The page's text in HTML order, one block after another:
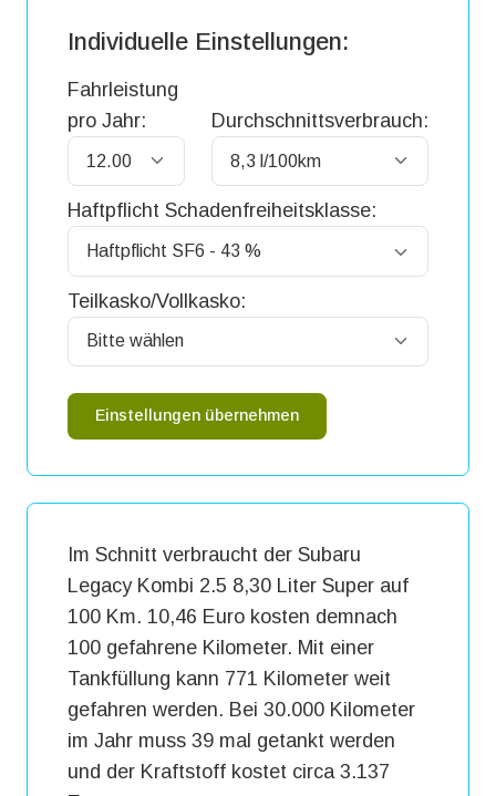
Individuelle Einstellungen:
Fahrleistung
pro Jahr:
Durchschnittsverbrauch:
Haftpflicht Schadenfreiheitsklasse:
Teilkasko/Vollkasko:
Einstellungen übernehmen
Im Schnitt verbraucht der Subaru
Legacy Kombi 2.5 8,30 Liter Super auf
100 Km. 10,46 Euro kosten demnach
100 gefahrene Kilometer. Mit einer
Tankfüllung kann 771 Kilometer weit
gefahren werden. Bei 30.000 Kilometer
im Jahr muss 39 mal getankt werden
und der Kraftstoff kostet circa 3.137